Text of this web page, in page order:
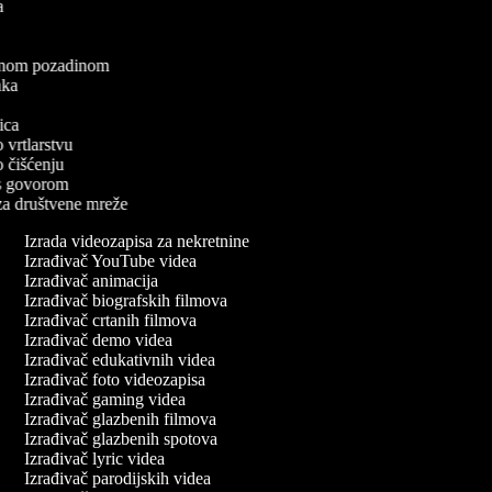
pozadinom
vrtlarstvu
čišćenju
govorom
društvene mreže
Izrada videozapisa za nekretnine
Izrađivač YouTube videa
Izrađivač animacija
Izrađivač biografskih filmova
Izrađivač crtanih filmova
Izrađivač demo videa
Izrađivač edukativnih videa
Izrađivač foto videozapisa
Izrađivač gaming videa
Izrađivač glazbenih filmova
Izrađivač glazbenih spotova
Izrađivač lyric videa
Izrađivač parodijskih videa